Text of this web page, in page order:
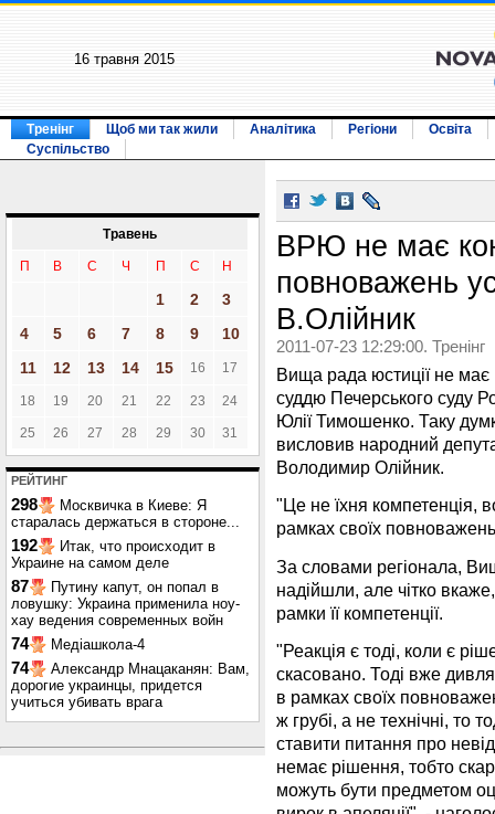
16 травня 2015
Тренінг Щоб ми так жили Аналітика Регіони
Освіта
Суспільство
Травень
П В С Ч П С Н
1 2
3
4
5 6 7 8 9
10
11
12 13 14 15 16 17
18 19 20 21 22 23 24
25 26 27 28 29 30 31
РЕЙТИНГ
298
Москвичка в Киеве: Я
старалась держаться в стороне...
192
Итак, что происходит в
Украине на самом деле
87
Путину капут, он попал в
ловушку: Украина применила ноу-
хау ведения современных войн
74 Медіашкола-4
74
Александр Мнацаканян: Вам,
дорогие украинцы, придется
учиться убивать врага
ВРЮ не має
повноважень
В.Олійник
2011-07-23 12:29:00. Тренінг
Вища рада юстиції не має
суддю Печерського суду
Юлії Тимошенко. Таку
висловив народний
Володимир Олійник.
"Це не їхня компетенція,
рамках своїх
За словами регіонала,
надійшли, але чітко
рамки її компетенції.
"Реакція є тоді, коли є
скасовано. Тоді вже
в рамках своїх
ж грубі, а не технічні, то
ставити питання про
немає рішення, тобто
можуть бути предметом